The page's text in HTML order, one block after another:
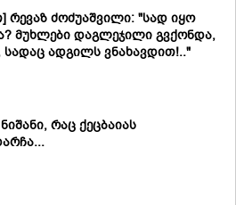
რევაზ ძოძუაშვილი: "სად იყო
მუხლები დაგლეჯილი გვქონდა,
ადგილს ვნახავდით!.."
რაც ქეცბაიას